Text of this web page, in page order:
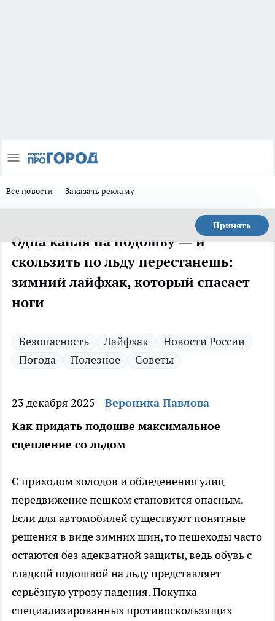
Все новости Заказать рекламу
Принять
Одна капля на подошву — и
скользить по льду перестанешь:
зимний лайфхак, который спасает
ноги
Безопасность Лайфхак
Новости России
Погода
Полезное Советы
23 декабря 2025
Вероника Павлова
Как придать подошве максимальное
сцепление со льдом
С приходом холодов и обледенения улиц
передвижение пешком становится опасным.
Если для автомобилей существуют понятные
решения в виде зимних шин, то пешеходы часто
остаются без адекватной защиты, ведь обувь с
гладкой подошвой на льду представляет
серьёзную угрозу падения. Покупка
специализированных противоскользящих